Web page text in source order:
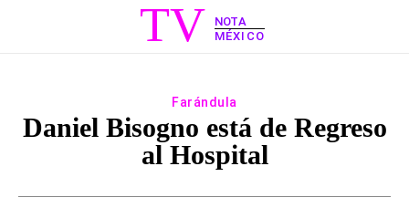
TV
NOTA
MÉXICO
Farándula
Daniel Bisogno está de Regreso
al Hospital